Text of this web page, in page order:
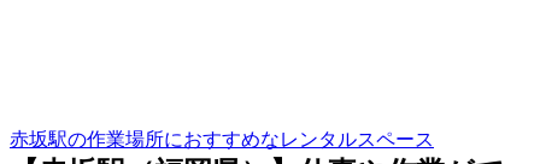
赤坂駅の作業場所におすすめなレンタルスペース